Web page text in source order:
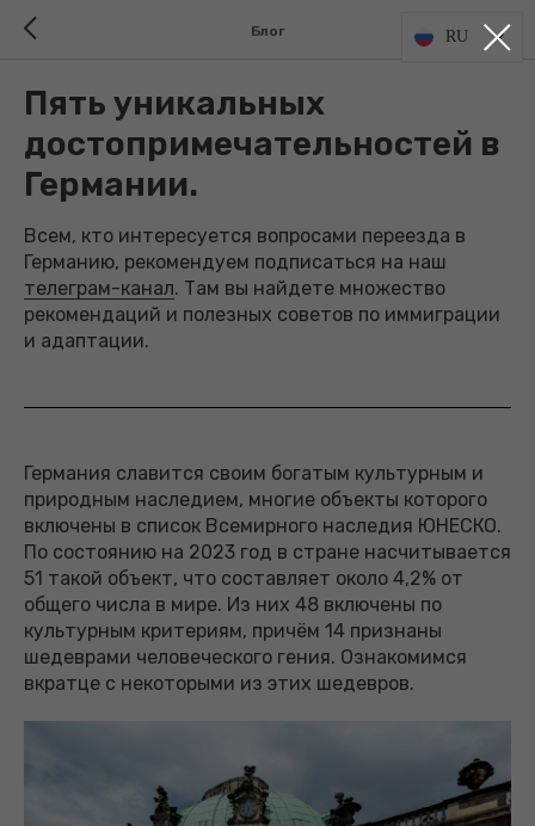
Блог
Пять уникальных
достопримечательностей в
Германии.
Всем, кто интересуется вопросами переезда в
Германию, рекомендуем подписаться на наш
телеграм-канал. Там вы найдете множество
рекомендаций и полезных советов по иммиграции
и адаптации.
Германия славится своим богатым культурным и
природным наследием, многие объекты которого
включены в список Всемирного наследия ЮНЕСКО.
По состоянию на 2023 год в стране насчитывается
51 такой объект, что составляет около 4,2% от
общего числа в мире. Из них 48 включены по
культурным критериям, причём 14 признаны
шедеврами человеческого гения. Ознакомимся
вкратце с некоторыми из этих шедевров.
RU